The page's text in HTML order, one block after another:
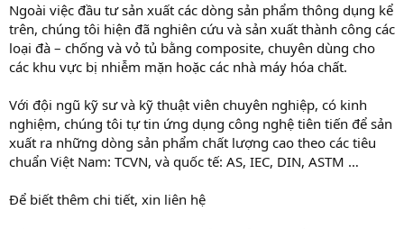
Ngoài việc đầu tư sản xuất các dòng sản phẩm thông dụng kể
trên, chúng tôi hiện đã nghiên cứu và sản xuất thành công các
loại đà – chống và vỏ tủ bằng composite, chuyên dùng cho
các khu vực bị nhiễm mặn hoặc các nhà máy hóa chất.
Với đội ngũ kỹ sư và kỹ thuật viên chuyên nghiệp, có kinh
nghiệm, chúng tôi tự tin ứng dụng công nghệ tiên tiến để sản
xuất ra những dòng sản phẩm chất lượng cao theo các tiêu
chuẩn Việt Nam: TCVN, và quốc tế: AS, IEC, DIN, ASTM …
Để biết thêm chi tiết, xin liên hệ